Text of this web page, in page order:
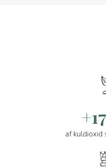
af kuldioxid